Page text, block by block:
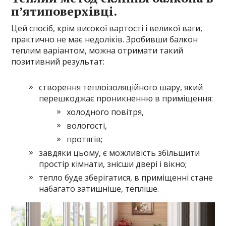
п’ятиповерхівці.
Цей спосіб, крім високої вартості і великої ваги,
практично не має недоліків. Зробивши балкон
теплим варіантом, можна отримати такий
позитивний результат:
створення теплоізоляційного шару, який
перешкоджає проникненню в приміщення:
холодного повітря,
вологості,
протягів;
завдяки цьому, є можливість збільшити
простір кімнати, знісши двері і вікно;
тепло буде зберігатися, в приміщенні стане
набагато затишніше, тепліше.